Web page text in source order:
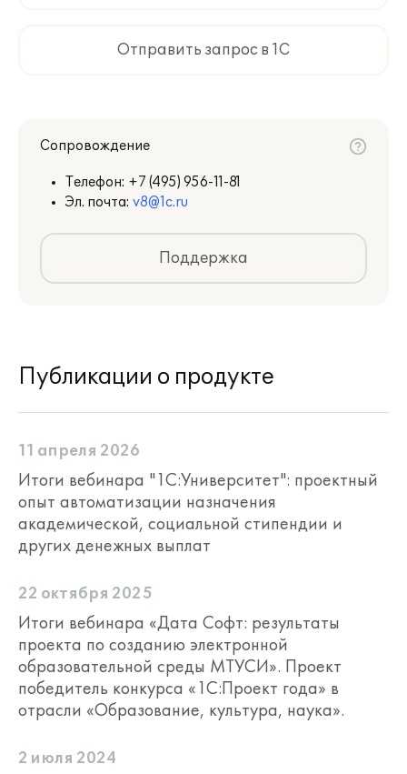
Отправить запрос в 1С
Сопровождение
Телефон: +7 (495) 956-11-81
Эл. почта: v8@1c.ru
Поддержка
Публикации о продукте
11 апреля 2026
Итоги вебинара "1С:Университет": проектный
опыт автоматизации назначения
академической, социальной стипендии и
других денежных выплат
22 октября 2025
Итоги вебинара «Дата Софт: результаты
проекта по созданию электронной
образовательной среды МТУСИ». Проект
победитель конкурса «1С:Проект года» в
отрасли «Образование, культура, наука».
2 июля 2024